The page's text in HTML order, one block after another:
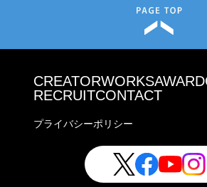
CREATORWORKSAWARD
RECRUITCONTACT
プライバシーポリシー